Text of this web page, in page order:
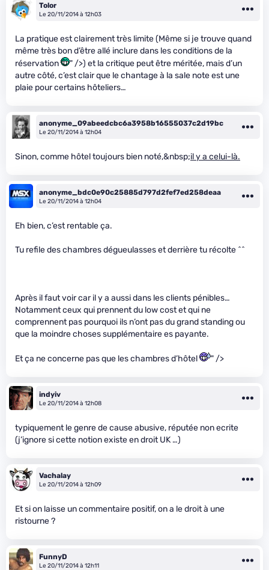
Tolor
Le 20/11/2014 à 12h03
La pratique est clairement très limite (Même si je trouve quand
même très bon d’être allé inclure dans les conditions de la
réservation
" />) et la critique peut être méritée, mais d’un
autre côté, c’est clair que le chantage à la sale note est une
plaie pour certains hôteliers…
anonyme_09abeedcbc6a3958b16555037c2d19bc
Le 20/11/2014 à 12h04
Sinon, comme hôtel toujours bien noté,&nbsp;il y a celui-là.
anonyme_bdc0e90c25885d797d2fef7ed258deaa
Le 20/11/2014 à 12h04
Eh bien, c’est rentable ça.
Tu refile des chambres dégueulasses et derrière tu récolte ^^
Après il faut voir car il y a aussi dans les clients pénibles…
Notamment ceux qui prennent du low cost et qui ne
comprennent pas pourquoi ils n’ont pas du grand standing ou
que la moindre choses supplémentaire es payante.
Et ça ne concerne pas que les chambres d’hôtel " />
indyiv
Le 20/11/2014 à 12h08
typiquement le genre de cause abusive, réputée non ecrite
(j’ignore si cette notion existe en droit UK …)
Vachalay
Le 20/11/2014 à 12h09
Et si on laisse un commentaire positif, on a le droit à une
ristourne ?
FunnyD
Le 20/11/2014 à 12h11